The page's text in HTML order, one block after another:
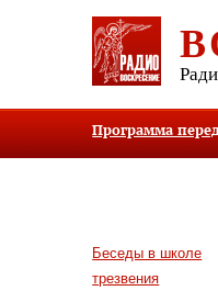
Программа
Беседы в школе
трезвения